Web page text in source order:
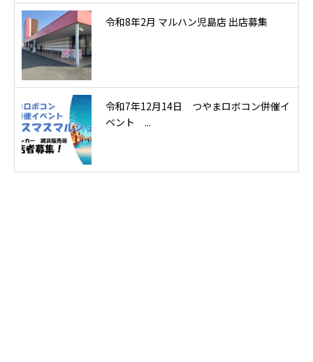
令和8年2月 マルハン児島店 出店募集
令和7年12月14日 つやまロボコン併催イ
ベント ...